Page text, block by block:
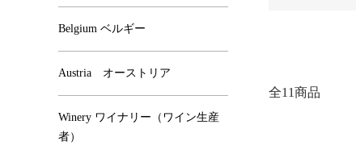
全11商品
Belgium ベルギー
Austria オーストリア
Winery ワイナリー（ワイン生産
者）